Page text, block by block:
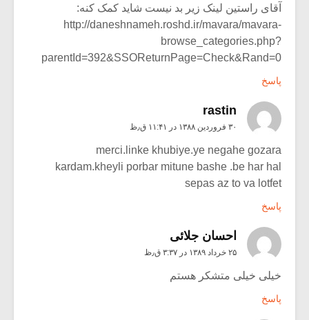
آقای راستین لینک زیر بد نیست شاید کمک کنه:
http://daneshnameh.roshd.ir/mavara/mavara-
browse_categories.php?
parentId=392&SSOReturnPage=Check&Rand=0
rastin
۳۰ فروردین ۱۳۸۸ در ۱۱:۴۱ ق٫ظ
merci.linke khubiye.ye negahe gozara
kardam.kheyli porbar mitune bashe .be har hal
sepas az to va lotfet
احسان جلائی
۲۵ خرداد ۱۳۸۹ در ۳:۳۷ ق٫ظ
خیلی خیلی متشکر هستم